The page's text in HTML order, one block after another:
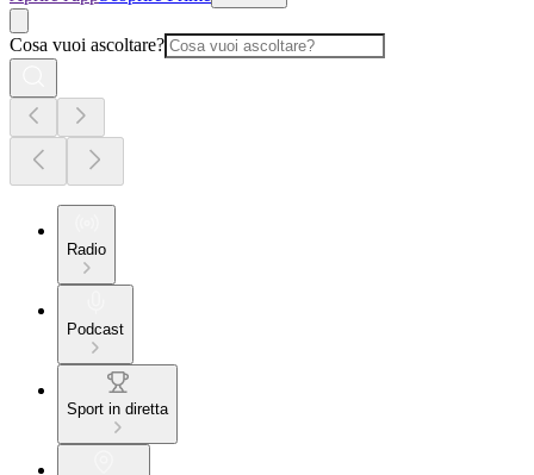
Cosa vuoi ascoltare?
Radio
Podcast
Sport in diretta